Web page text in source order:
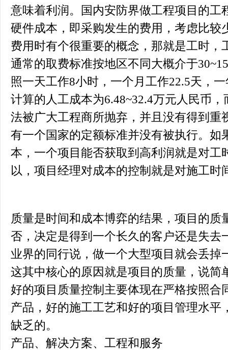
意味着利润。国内安防界做工程项目的工
硬件成本，即采购发生的费用，考虑比较
费用时有个很重要的概念，那就是工时，
通常的取费标准按地区不同大概介于
照一天工作8小时，一个月工作22.5天，
计算的人工成本为6.48~32.4万元人民币
法被广大工程商所抛弃，并且没有得到重
有一个国家的定额标准并没有被执行。如
本，一个项目能否获取到高利润就是对工
以，项目经理对成本的控制就是对施工时
质量是时间和成本博弈的结果，项目的质
否，决定是得到一个长久的客户还是失去
业界的同行说，做一个大型项目就会丢掉
这其中核心的原因就是项目的质量，说简
好的项目质量控制主要体现在严格按照合
产品，好的施工工艺和好的项目管理水平
缺乏的。
产品、解决方案、工程和服务